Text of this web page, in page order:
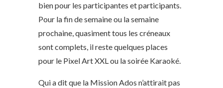
bien pour les participantes et participants.
Pour la fin de semaine ou la semaine
prochaine, quasiment tous les créneaux
sont complets, il reste quelques places
pour le Pixel Art XXL ou la soirée Karaoké.
Qui a dit que la Mission Ados n’attirait pas